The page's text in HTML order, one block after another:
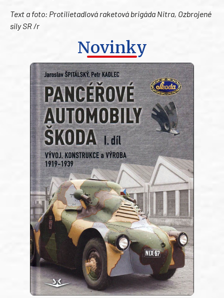
Text a foto: Protilietadlová raketová brigáda Nitra, Ozbrojené
sily SR /r
Novinky